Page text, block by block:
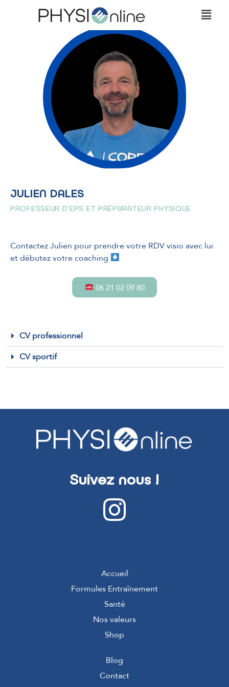
JULIEN DALES
PROFESSEUR D'EPS ET PRÉPARATEUR PHYSIQUE
Contactez Julien pour prendre votre RDV visio avec lui
et débutez votre coaching
06 21 02 09 80
CV professionnel
CV sportif
Suivez nous !
Accueil
Formules Entraînement
Santé
Nos valeurs
Shop
Blog
Contact